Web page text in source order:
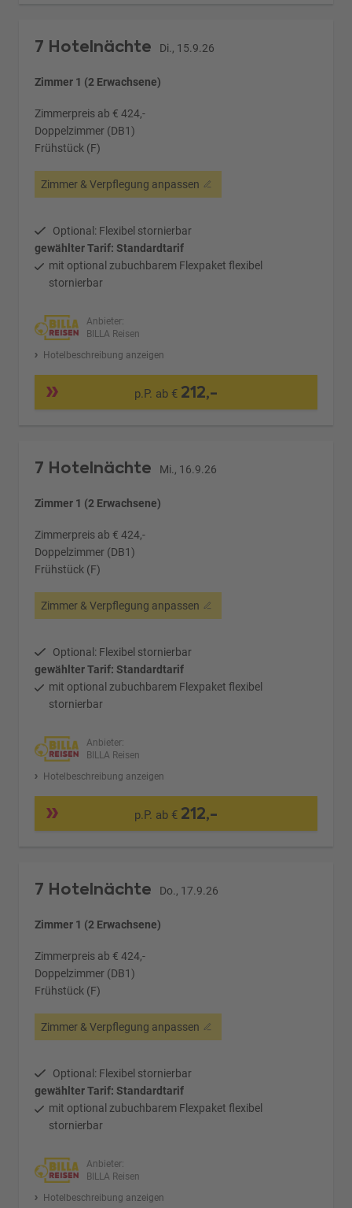
7 Hotelnächte Di., 15.9.26
Zimmer 1 (2 Erwachsene)
Zimmerpreis ab € 424,-
Doppelzimmer (DB1)
Frühstück (F)
Zimmer & Verpflegung anpassen
Optional: Flexibel stornierbar
gewählter Tarif: Standardtarif
mit optional zubuchbarem Flexpaket flexibel
stornierbar
Anbieter:
BILLA Reisen
Hotelbeschreibung anzeigen
p.P. ab € 212,-
7 Hotelnächte Mi., 16.9.26
Zimmer 1 (2 Erwachsene)
Zimmerpreis ab € 424,-
Doppelzimmer (DB1)
Frühstück (F)
Zimmer & Verpflegung anpassen
Optional: Flexibel stornierbar
gewählter Tarif: Standardtarif
mit optional zubuchbarem Flexpaket flexibel
stornierbar
Anbieter:
BILLA Reisen
Hotelbeschreibung anzeigen
p.P. ab € 212,-
7 Hotelnächte Do., 17.9.26
Zimmer 1 (2 Erwachsene)
Zimmerpreis ab € 424,-
Doppelzimmer (DB1)
Frühstück (F)
Zimmer & Verpflegung anpassen
Optional: Flexibel stornierbar
gewählter Tarif: Standardtarif
mit optional zubuchbarem Flexpaket flexibel
stornierbar
Anbieter:
BILLA Reisen
Hotelbeschreibung anzeigen